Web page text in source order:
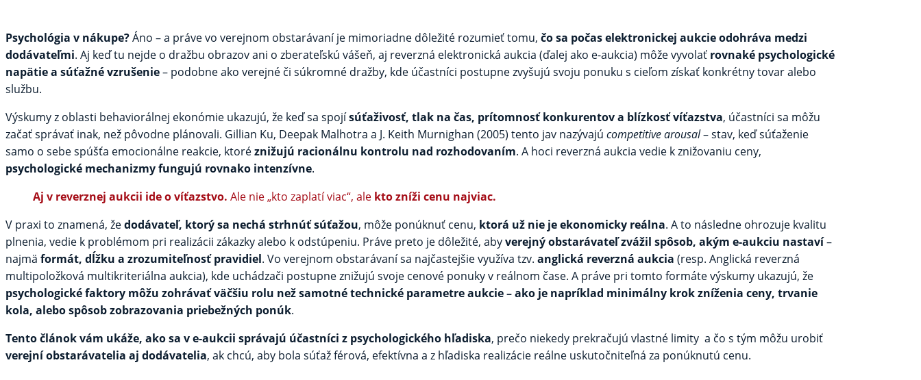
Psychológia v nákupe?Áno – a práve vo verejnom obstarávaní je mimoriadne dôležité rozumieť tomu, čo sa počas elektronickej aukcie odohráva medzi
dodávateľmi. Aj keď tu nejde o dražbu obrazov ani o zberateľskú vášeň, aj reverzná elektronická aukcia (ďalej ako e-aukcia) môže vyvolať rovnaké psychologické
napätie a súťažné vzrušenie– podobne ako verejné či súkromné dražby, kde účastníci postupne zvyšujú svoju ponuku s cieľom získať konkrétny tovar alebo
službu.
Výskumy z oblasti behaviorálnej ekonómie ukazujú, že keď sa spojísúťaživosť, tlak na čas, prítomnosť konkurentov a blízkosť víťazstva, účastníci sa môžu
začať správať inak, než pôvodne plánovali. Gillian Ku, Deepak Malhotra a J. Keith Murnighan (2005) tento jav nazývajú competitive arousal– stav, keď súťaženie
samo o sebe spúšťa emocionálne reakcie, ktoréznižujú racionálnu kontrolu nad rozhodovaním. A hoci reverzná aukcia vedie k znižovaniu ceny,
psychologické mechanizmy fungujú rovnako intenzívne.
Aj v reverznej aukcii ide o víťazstvo. Ale nie „kto zaplatí viac“, ale kto zníži cenu najviac.
V praxi to znamená, žedodávateľ, ktorý sa nechá strhnúť súťažou, môže ponúknuť cenu, ktorá už nie je ekonomicky reálna. A to následne ohrozuje kvalitu
plnenia, vedie k problémom pri realizácii zákazky alebo k odstúpeniu. Práve preto je dôležité, abyverejný obstarávateľ zvážil spôsob, akým e-aukciu nastaví–
najmä formát, dĺžku a zrozumiteľnosť pravidiel. Vo verejnom obstarávaní sa najčastejšie využíva tzv. anglická reverzná aukcia (resp. Anglická reverzná
multipoložková multikriteriálna aukcia), kde uchádzači postupne znižujú svoje cenové ponuky v reálnom čase. A práve pri tomto formáte výskumy ukazujú, že
psychologické faktory môžu zohrávať väčšiu rolu než samotné technické parametre aukcie – ako je napríklad minimálny krok zníženia ceny, trvanie
kola, alebo spôsob zobrazovania priebežných ponúk.
Tento článok vám ukáže, ako sa v e-aukcii správajú účastníci z psychologického hľadiska, prečo niekedy prekračujú vlastné limity a čo s tým môžu urobiť
verejní obstarávatelia aj dodávatelia, ak chcú, aby bola súťaž férová, efektívna a z hľadiska realizácie reálne uskutočniteľná za ponúknutú cenu.